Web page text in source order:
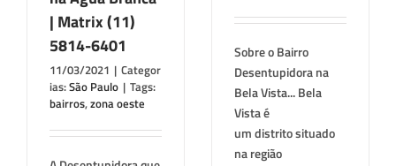
| Matrix (11)
5814-6401
11/03/2021 | Categor
ias:São Paulo | Tags:
bairros,zona oeste
Sobre o Bairro
Desentupidora na
Bela Vista... Bela
Vista é
um distrito situado
na região